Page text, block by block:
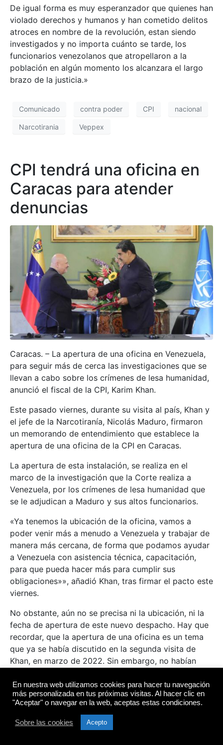
De igual forma es muy esperanzador que quienes han
violado derechos y humanos y han cometido delitos
atroces en nombre de la revolución, estan siendo
investigados y no importa cuánto se tarde, los
funcionarios venezolanos que atropellaron a la
población en algún momento los alcanzara el largo
brazo de la justicia.»
Comunicado contra poder CPI nacional
Narcotirania Veppex
CPI tendrá una oficina en
Caracas para atender
denuncias
Caracas. – La apertura de una oficina en Venezuela,
para seguir más de cerca las investigaciones que se
llevan a cabo sobre los crímenes de lesa humanidad,
anunció el fiscal de la CPI, Karim Khan.
Este pasado viernes, durante su visita al país, Khan y
el jefe de la Narcotiranía, Nicolás Maduro, firmaron
un memorando de entendimiento que establece la
apertura de una oficina de la CPI en Caracas.
La apertura de esta instalación, se realiza en el
marco de la investigación que la Corte realiza a
Venezuela, por los crímenes de lesa humanidad que
se le adjudican a Maduro y sus altos funcionarios.
«Ya tenemos la ubicación de la oficina, vamos a
poder venir más a menudo a Venezuela y trabajar de
manera más cercana, de forma que podamos ayudar
a Venezuela con asistencia técnica, capacitación,
para que pueda hacer más para cumplir sus
obligaciones»», añadió Khan, tras firmar el pacto este
viernes.
No obstante, aún no se precisa ni la ubicación, ni la
fecha de apertura de este nuevo despacho. Hay que
recordar, que la apertura de una oficina es un tema
que ya se había discutido en la segunda visita de
Khan, en marzo de 2022. Sin embargo, no habían
contra poder CPI derechos humanos
nacional Narcotirania
En nuestra web utilizamos cookies para hacer tu navegación
más personalizada en tus próximas visitas. Al hacer clic en
"Aceptar" o navegar en la web, aceptas estas condiciones.
Sobre las cookies Acepto